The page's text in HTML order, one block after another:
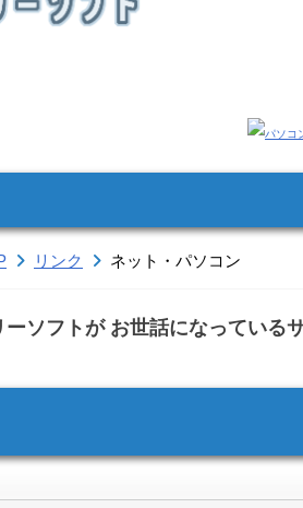
リンク ネット・パソコン
ーソフトが お世話になっている